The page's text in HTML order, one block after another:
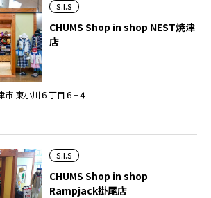
S.I.S
CHUMS Shop in shop NEST焼津
店
市 東小川６丁目６−４
S.I.S
CHUMS Shop in shop
Rampjack掛尾店